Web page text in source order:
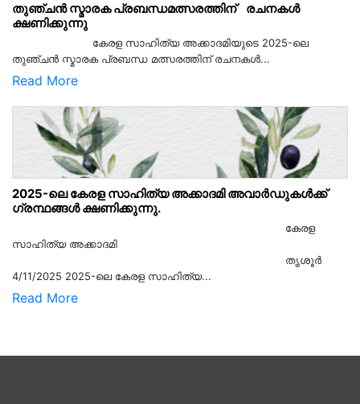
തുഞ്ചൻ സ്മാരക പ്രബന്ധമത്സരത്തിന് രചനകൾ
ക്ഷണിക്കുന്നു
കേരള സാഹിത്യ അക്കാദമിയുടെ 2025-ലെ
തുഞ്ചൻ സ്മാരക പ്രബന്ധ മത്സരത്തിന് രചനകൾ...
Read More
2025-ലെ കേരള സാഹിത്യ അക്കാദമി അവാർഡുകൾക്ക്
ഗ്രന്ഥങ്ങൾ ക്ഷണിക്കുന്നു.
കേരള
സാഹിത്യ അക്കാദമി
തൃശൂര്‍
4/11/2025 2025-ലെ കേരള സാഹിത്യ...
Read More